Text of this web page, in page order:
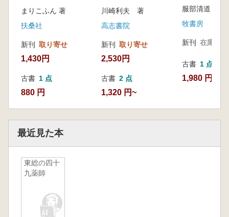
まりこふん 著
扶桑社
新刊 取り寄せ
1,430円
古書 1 点
880 円
川崎利夫 著
高志書院
新刊 取り寄せ
2,530円
古書 2 点
1,320 円~
服部清道 著
牧書房
新刊 在庫なし
古書 1 点
1,980 円
最近見た本
東総の四十
九薬師